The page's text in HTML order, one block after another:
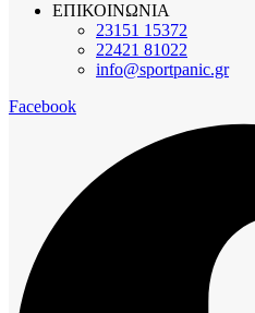
ΕΠΙΚΟΙΝΩΝΙΑ
23151 15372
22421 81022
info@sportpanic.gr
Facebook